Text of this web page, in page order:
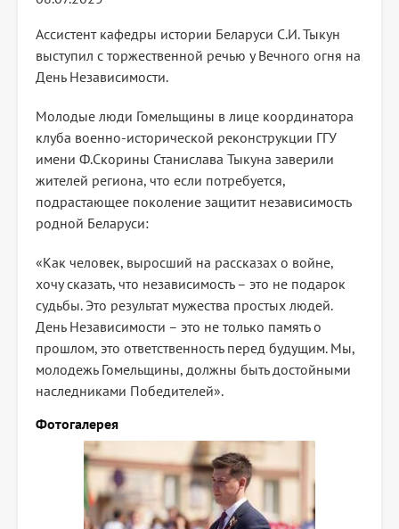
Ассистент кафедры истории Беларуси С.И. Тыкун
выступил с торжественной речью у Вечного огня на
День Независимости.
Молодые люди Гомельщины в лице координатора
клуба военно-исторической реконструкции ГГУ
имени Ф.Скорины Станислава Тыкуна заверили
жителей региона, что если потребуется,
подрастающее поколение защитит независимость
родной Беларуси:
«Как человек, выросший на рассказах о войне,
хочу сказать, что независимость – это не подарок
судьбы. Это результат мужества простых людей.
День Независимости – это не только память о
прошлом, это ответственность перед будущим. Мы,
молодежь Гомельщины, должны быть достойными
наследниками Победителей».
Фотогалерея